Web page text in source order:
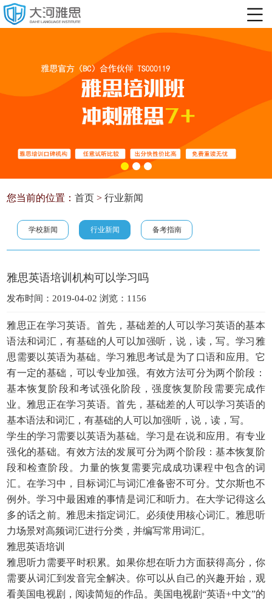
您当前的位置：首页 >行业新闻
学校新闻 行业新闻 备考指南
雅思英语培训机构可以学习吗
发布时间：2019-04-02 浏览：1156
雅思正在学习英语。首先，基础差的人可以学习英语的基本
语法和词汇，有基础的人可以加强听，说，读，写。学习雅
思需要以英语为基础。学习雅思考试是为了口语和应用。它
有一定的基础，可以专业加强。有效方法可分为两个阶段：
基本恢复阶段和考试强化阶段，强度恢复阶段需要完成作
业。雅思正在学习英语。首先，基础差的人可以学习英语的
基本语法和词汇，有基础的人可以加强听，说，读，写。
学生的学习需要以英语为基础。学习是在说和应用。有专业
强化的基础。有效方法的发展可分为两个阶段：基本恢复阶
段和检查阶段。力量的恢复需要完成成功课程中包含的词
汇。在学习中，目标词汇与词汇准备密不可分。艾尔斯也不
例外。学习中最困难的事情是词汇和听力。在大学记得这么
多的话之前。雅思未指定词汇。必须使用核心词汇。雅思听
力场景对高频词汇进行分类，并编写常用词汇。
雅思英语培训
雅思听力需要平时积累。如果你想在听力方面获得高分，你
需要从词汇到发音完全解决。你可以从自己的兴趣开始，观
看美国电视剧，阅读简短的作品。美国电视剧“英语+中文”的